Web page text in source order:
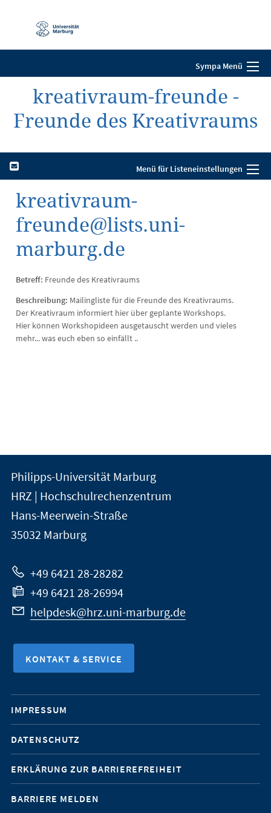
Navigation
Sympa Menü
kreativraum-freunde -
Freunde des Kreativraums
Menü für Listeneinstellungen
kreativraum-
freunde@lists.uni-
marburg.de
Betreff: Freunde des Kreativraums
Beschreibung: Mailingliste für die Freunde des Kreativraums.
Der Kreativraum informiert hier über geplante Workshops.
Hier können Workshopideen ausgetauscht werden und vieles
mehr... was euch eben so einfällt ..
Kontakt
und
Informationen
zur
Website
der
Universität
Marburg
Philipps-Universität Marburg
HRZ | Hochschulrechenzentrum
Hans-Meerwein-Straße
35032 Marburg
+49 6421 28-28282
+49 6421 28-26994
helpdesk@hrz.uni-marburg.de
KONTAKT & SERVICE
Mobile-
Service-
Navigation
IMPRESSUM
DATENSCHUTZ
ERKLÄRUNG ZUR BARRIEREFREIHEIT
BARRIERE MELDEN